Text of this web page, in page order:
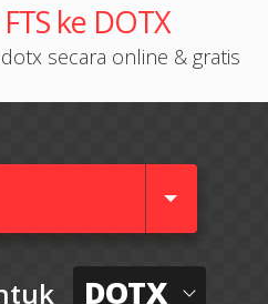
ke DOTX
secara online & gratis
DOTX